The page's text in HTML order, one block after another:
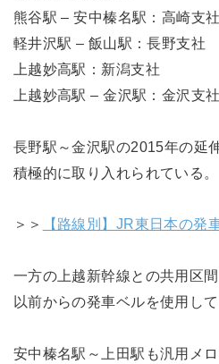
熊谷駅 – 安中榛名駅：高崎支社
軽井沢駅 – 飯山駅：長野支社
上越妙高駅：新潟支社
上越妙高駅 – 金沢駅：金沢支
長野駅～金沢駅の2015年の延
積極的に取り入れられている。
＞＞ 【路線別】JR東日本の発
一方の上越新幹線との共用区
以前からの発車ベルを使用して
安中榛名駅～上田駅も汎用メ